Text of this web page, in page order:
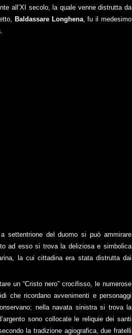
all’XI secolo, la quale venne distrutta da
Baldassare Longhena, fu il medesimo
settentrione del duomo si può ammirare
ad esso si trova la deliziosa e simbolica
la cui cittadina era stata distrutta dai
un “Cristo nero” crocifisso, le numerose
che ricordano avvenimenti e personaggi
nella navata sinistra si trova la
sono collocate le reliquie dei santi
la tradizione agiografica, due fratelli